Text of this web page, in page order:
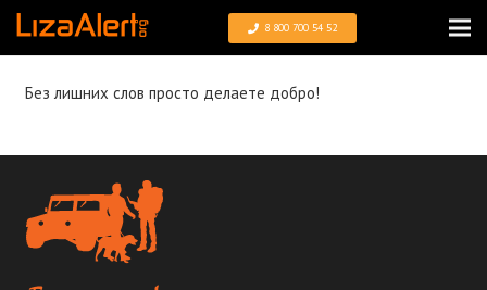
8 800 700 54 52
Без лишних слов просто делаете добро!